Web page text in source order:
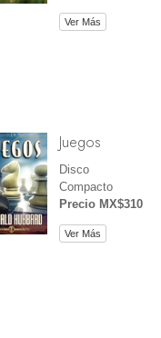
Ver Más
Juegos
Disco
Compacto
Precio MX$310
Ver Más